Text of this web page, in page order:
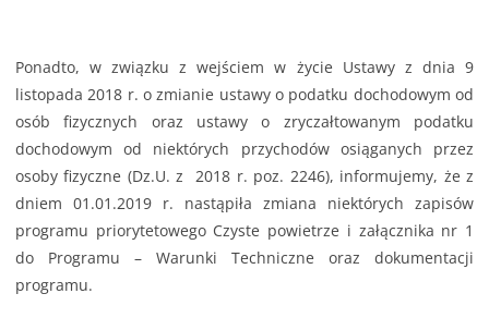
Ponadto, w związku z wejściem w życie Ustawy z dnia 9
listopada 2018 r. o zmianie ustawy o podatku dochodowym od
osób fizycznych oraz ustawy o zryczałtowanym podatku
dochodowym od niektórych przychodów osiąganych przez
osoby fizyczne (Dz.U. z 2018 r. poz. 2246), informujemy, że z
dniem 01.01.2019 r. nastąpiła zmiana niektórych zapisów
programu priorytetowego Czyste powietrze i załącznika nr 1
do Programu – Warunki Techniczne oraz dokumentacji
programu.